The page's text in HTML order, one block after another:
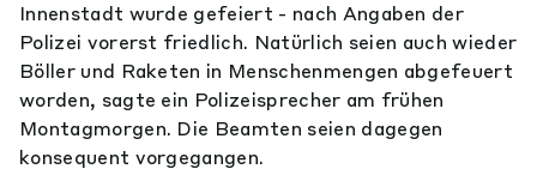
Innenstadt wurde gefeiert - nach Angaben der
Polizei vorerst friedlich. Natürlich seien auch wieder
Böller und Raketen in Menschenmengen abgefeuert
worden, sagte ein Polizeisprecher am frühen
Montagmorgen. Die Beamten seien dagegen
konsequent vorgegangen.